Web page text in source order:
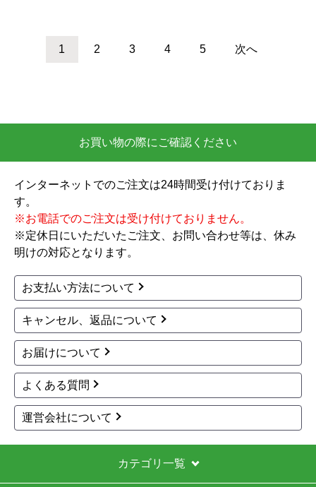
1 2 3 4 5 次へ
お買い物の際にご確認ください
インターネットでのご注文は24時間受け付けておりま
す。
※お電話でのご注文は受け付けておりません。
※定休日にいただいたご注文、お問い合わせ等は、休み
明けの対応となります。
お支払い方法について
キャンセル、返品について
お届けについて
よくある質問
運営会社について
カテゴリ一覧